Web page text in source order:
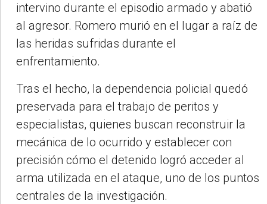
intervino durante el episodio armado y abatió
al agresor. Romero murió en el lugar a raíz de
las heridas sufridas durante el
enfrentamiento.
Tras el hecho, la dependencia policial quedó
preservada para el trabajo de peritos y
especialistas, quienes buscan reconstruir la
mecánica de lo ocurrido y establecer con
precisión cómo el detenido logró acceder al
arma utilizada en el ataque, uno de los puntos
centrales de la investigación.